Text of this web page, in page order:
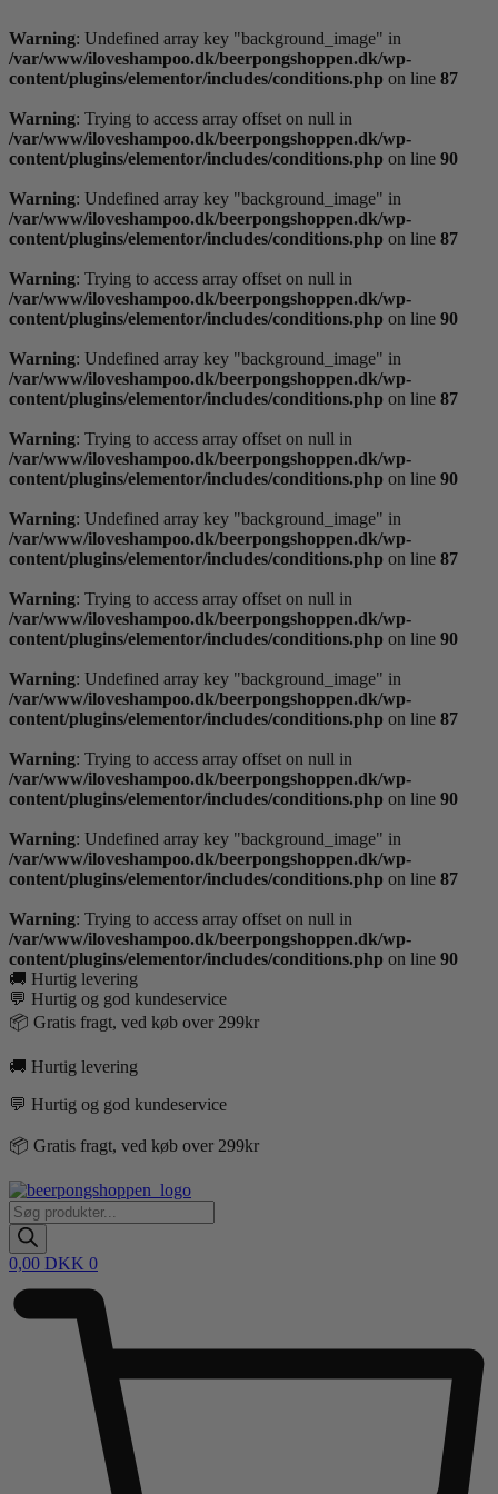
til
indhold
Warning: Undefined array key "background_image" in
/var/www/iloveshampoo.dk/beerpongshoppen.dk/wp-
content/plugins/elementor/includes/conditions.php on line 87
Warning: Trying to access array offset on null in
/var/www/iloveshampoo.dk/beerpongshoppen.dk/wp-
content/plugins/elementor/includes/conditions.php on line 90
Warning: Undefined array key "background_image" in
/var/www/iloveshampoo.dk/beerpongshoppen.dk/wp-
content/plugins/elementor/includes/conditions.php on line 87
Warning: Trying to access array offset on null in
/var/www/iloveshampoo.dk/beerpongshoppen.dk/wp-
content/plugins/elementor/includes/conditions.php on line 90
Warning: Undefined array key "background_image" in
/var/www/iloveshampoo.dk/beerpongshoppen.dk/wp-
content/plugins/elementor/includes/conditions.php on line 87
Warning: Trying to access array offset on null in
/var/www/iloveshampoo.dk/beerpongshoppen.dk/wp-
content/plugins/elementor/includes/conditions.php on line 90
Warning: Undefined array key "background_image" in
/var/www/iloveshampoo.dk/beerpongshoppen.dk/wp-
content/plugins/elementor/includes/conditions.php on line 87
Warning: Trying to access array offset on null in
/var/www/iloveshampoo.dk/beerpongshoppen.dk/wp-
content/plugins/elementor/includes/conditions.php on line 90
Warning: Undefined array key "background_image" in
/var/www/iloveshampoo.dk/beerpongshoppen.dk/wp-
content/plugins/elementor/includes/conditions.php on line 87
Warning: Trying to access array offset on null in
/var/www/iloveshampoo.dk/beerpongshoppen.dk/wp-
content/plugins/elementor/includes/conditions.php on line 90
Warning: Undefined array key "background_image" in
/var/www/iloveshampoo.dk/beerpongshoppen.dk/wp-
content/plugins/elementor/includes/conditions.php on line 87
Warning: Trying to access array offset on null in
/var/www/iloveshampoo.dk/beerpongshoppen.dk/wp-
content/plugins/elementor/includes/conditions.php on line 90
🚚 Hurtig levering
💬 Hurtig og god kundeservice
📦 Gratis fragt, ved køb over 299kr
🚚 Hurtig levering
💬 Hurtig og god kundeservice
📦 Gratis fragt, ved køb over 299kr
Products
search
0,00 DKK 0